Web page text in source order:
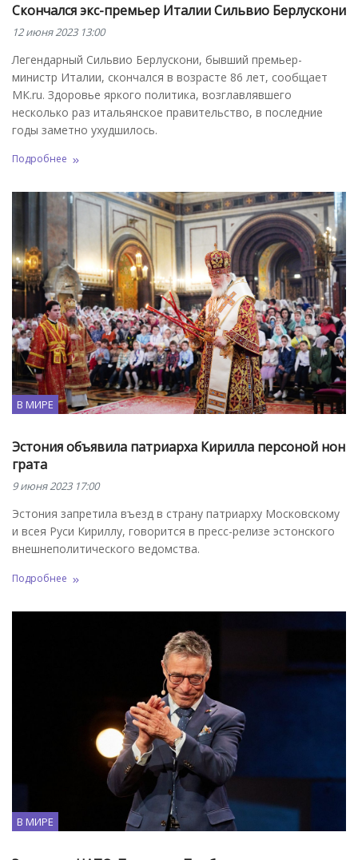
Скончался экс-премьер Италии Сильвио Берлускони
12 июня 2023 13:00
Легендарный Сильвио Берлускони, бывший премьер-
министр Италии, скончался в возрасте 86 лет, сообщает
МК.ru. Здоровье яркого политика, возглавлявшего
несколько раз итальянское правительство, в последние
годы заметно ухудшилось.
Подробнее
В МИРЕ
Эстония объявила патриарха Кирилла персоной нон
грата
9 июня 2023 17:00
Эстония запретила въезд в страну патриарху Московскому
и всея Руси Кириллу, говорится в пресс-релизе эстонского
внешнеполитического ведомства.
Подробнее
В МИРЕ